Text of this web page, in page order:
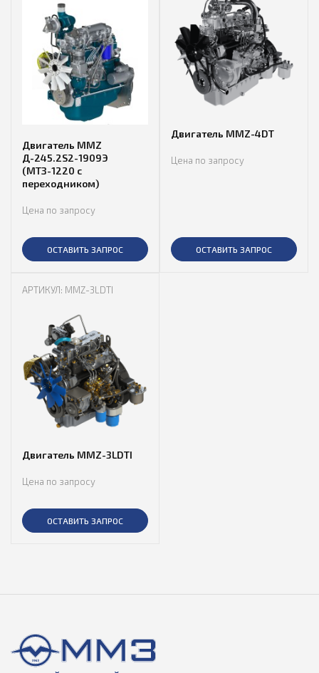
Двигатель MMZ
Д-245.2S2-1909Э
(МТЗ-1220 с
переходником)
Цена по запросу
ОСТАВИТЬ ЗАПРОС
Двигатель MMZ-4DT
Цена по запросу
ОСТАВИТЬ ЗАПРОС
АРТИКУЛ: MMZ-3LDTI
Двигатель MMZ-3LDTI
Цена по запросу
ОСТАВИТЬ ЗАПРОС